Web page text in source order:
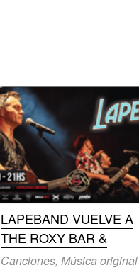
LAPEBAND VUELVE A
THE ROXY BAR &
Canciones, Música original